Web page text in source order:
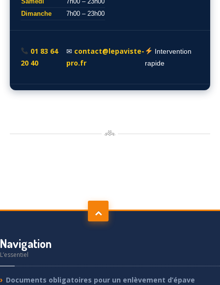
Dimanche
7h00 – 23h00
01 83 64
20 40
✉ contact@lepaviste-
pro.fr
Intervention
rapide
Navigation
L’essentiel
Documents obligatoires pour un enlèvement d’épave